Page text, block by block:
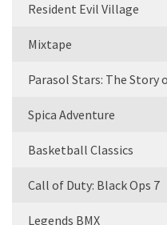
Resident Evil Village
Mixtape
Parasol Stars: The Story
Spica Adventure
Basketball Classics
Call of Duty: Black Ops 7
Legends BMX